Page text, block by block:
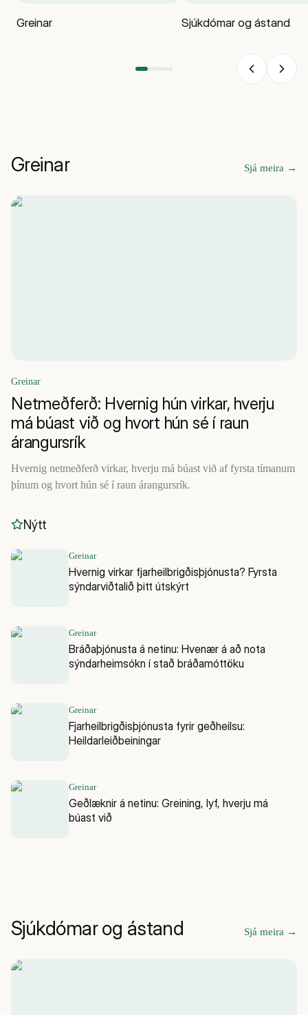
Greinar Sjúkdómar og ástand
Greinar Sjá meira →
Greinar
Netmeðferð: Hvernig hún virkar, hverju
má búast við og hvort hún sé í raun
árangursrík
Hvernig netmeðferð virkar, hverju má búast við af fyrsta tímanum
þínum og hvort hún sé í raun árangursrík.
Nýtt
Greinar
Hvernig virkar fjarheilbrigðisþjónusta? Fyrsta
sýndarviðtalið þitt útskýrt
Greinar
Bráðaþjónusta á netinu: Hvenær á að nota
sýndarheimsókn í stað bráðamóttöku
Greinar
Fjarheilbrigðisþjónusta fyrir geðheilsu:
Heildarleiðbeiningar
Greinar
Geðlæknir á netinu: Greining, lyf, hverju má
búast við
Sjúkdómar og ástand Sjá meira →